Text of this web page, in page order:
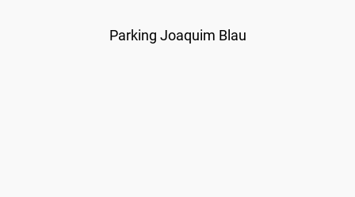
Parking Joaquim Blau